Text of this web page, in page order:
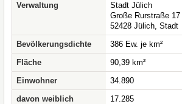
Verwaltung
Stadt Jülich
Große Rurstraße 17
52428 Jülich, Stadt
Bevölkerungsdichte
386 Ew. je km²
Fläche
90,39 km²
Einwohner
34.890
davon weiblich
17.285